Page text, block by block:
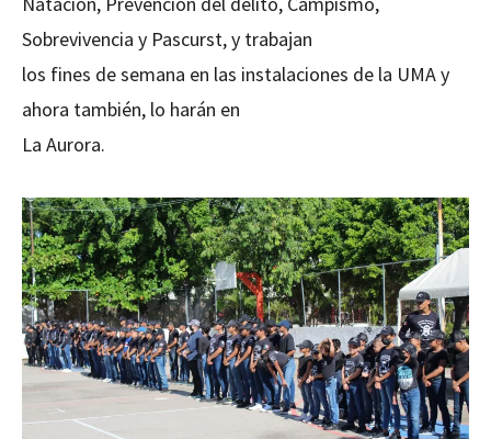
Sobrevivencia y Pascurst, y trabajan
los fines de semana en las instalaciones de la UMA y
ahora también, lo harán en
La Aurora.